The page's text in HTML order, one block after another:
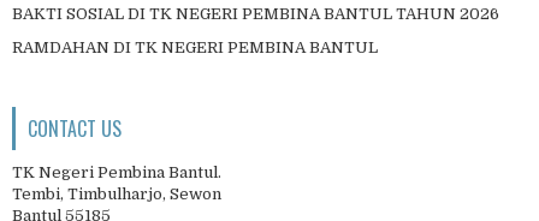
BAKTI SOSIAL DI TK NEGERI PEMBINA BANTUL TAHUN 2026
RAMDAHAN DI TK NEGERI PEMBINA BANTUL
CONTACT US
TK Negeri Pembina Bantul.
Tembi, Timbulharjo, Sewon
Bantul 55185